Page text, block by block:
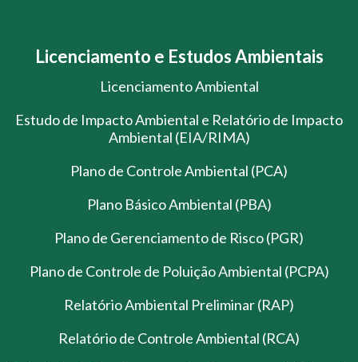
Licenciamento e Estudos Ambientais
Licenciamento Ambiental
Estudo de Impacto Ambiental e Relatório de Impacto
Ambiental (EIA/RIMA)
Plano de Controle Ambiental (PCA)
Plano Básico Ambiental (PBA)
Plano de Gerenciamento de Risco (PGR)
Plano de Controle de Poluição Ambiental (PCPA)
Relatório Ambiental Preliminar (RAP)
Relatório de Controle Ambiental (RCA)